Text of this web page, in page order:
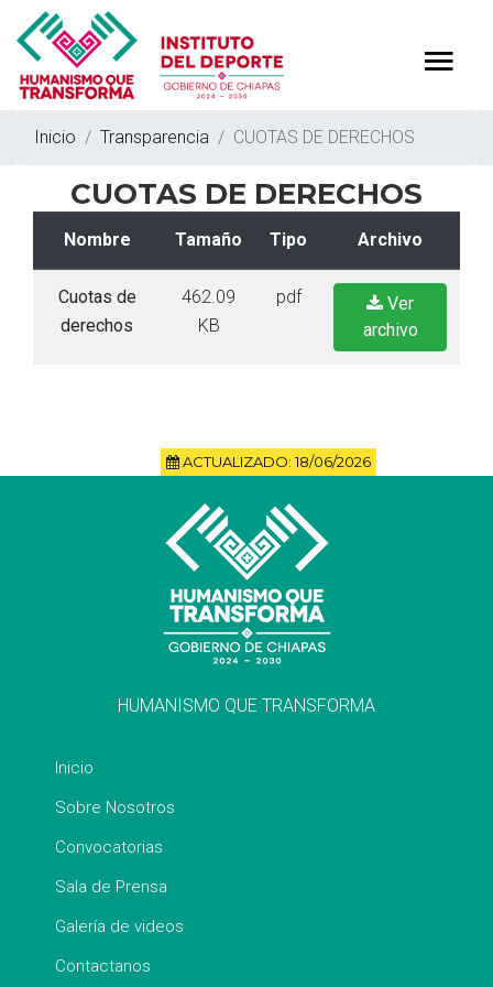
Inicio Transparencia CUOTAS DE DERECHOS
CUOTAS DE DERECHOS
Nombre Tamaño Tipo Archivo
Cuotas de
derechos
462.09
KB
pdf
Ver
archivo
ACTUALIZADO: 18/06/2026
HUMANISMO QUE TRANSFORMA
Inicio
Sobre Nosotros
Convocatorias
Sala de Prensa
Galería de videos
Contactanos